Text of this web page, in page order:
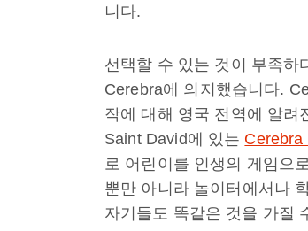
니다.
선택할 수 있는 것이 부족하
Cerebra에 의지했습니다.
작에 대해 영국 전역에 알려
Saint David에 있는 Cerebra
로 어린이를 인생의 게임으
뿐만 아니라 놀이터에서나
자기들도 똑같은 것을 가질